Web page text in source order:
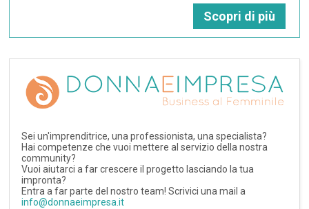
Scopri di più
Sei un'imprenditrice, una professionista, una specialista?
Hai competenze che vuoi mettere al servizio della nostra
community?
Vuoi aiutarci a far crescere il progetto lasciando la tua
impronta?
Entra a far parte del nostro team! Scrivici una mail a
info@donnaeimpresa.it